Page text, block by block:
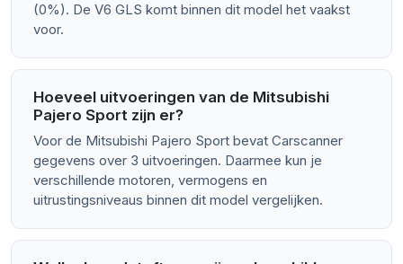
(0%). De V6 GLS komt binnen dit model het vaakst
voor.
Hoeveel uitvoeringen van de Mitsubishi
Pajero Sport zijn er?
Voor de Mitsubishi Pajero Sport bevat Carscanner
gegevens over 3 uitvoeringen. Daarmee kun je
verschillende motoren, vermogens en
uitrustingsniveaus binnen dit model vergelijken.